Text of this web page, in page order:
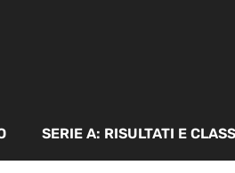
SERIE A: RISULTATI E